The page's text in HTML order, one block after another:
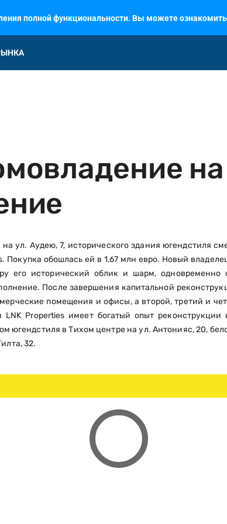
полной функциональности. Вы можете
ул. Аудею, 7, исторического здания югендстиля
Покупка обошлась ей в 1,67 млн евро. Новый
его исторический облик и шарм,
После завершения капитальной
помещения и офисы, а второй, третий и
LNK Properties имеет богатый опыт
югендстиля в Тихом центре на ул. Антонияс, 20,
32.